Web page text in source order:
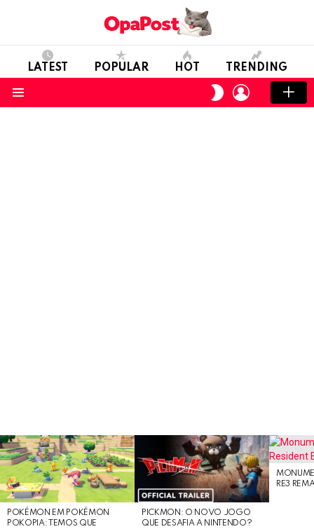
LATEST POPULAR HOT TRENDING
SWITCH
SKIN
LOGIN
LATEST
STORIES
POKÉMON EM POKÉMON
POKOPIA: TEMOS QUE
PICKMON: O NOVO JOGO
QUE DESAFIA A NINTENDO?
RE3